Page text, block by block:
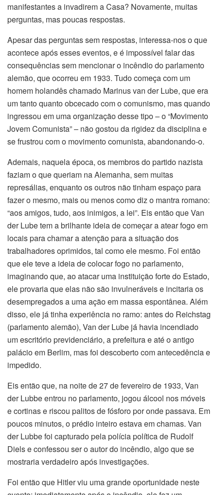
manifestantes a invadirem a Casa? Novamente, muitas
perguntas, mas poucas respostas.
Apesar das perguntas sem respostas, interessa-nos o que
acontece após esses eventos, e é impossível falar das
consequências sem mencionar o incêndio do parlamento
alemão, que ocorreu em 1933. Tudo começa com um
homem holandês chamado Marinus van der Lube, que era
um tanto quanto obcecado com o comunismo, mas quando
ingressou em uma organização desse tipo – o “Movimento
Jovem Comunista” – não gostou da rigidez da disciplina e
se frustrou com o movimento comunista, abandonando-o.
Ademais, naquela época, os membros do partido nazista
faziam o que queriam na Alemanha, sem muitas
represálias, enquanto os outros não tinham espaço para
fazer o mesmo, mais ou menos como diz o mantra romano:
“aos amigos, tudo, aos inimigos, a lei”. Eis então que Van
der Lube tem a brilhante ideia de começar a atear fogo em
locais para chamar a atenção para a situação dos
trabalhadores oprimidos, tal como ele mesmo. Foi então
que ele teve a ideia de colocar fogo no parlamento,
imaginando que, ao atacar uma instituição forte do Estado,
ele provaria que elas não são invulneráveis e incitaria os
desempregados a uma ação em massa espontânea. Além
disso, ele já tinha experiência no ramo: antes do Reichstag
(parlamento alemão), Van der Lube já havia incendiado
um escritório previdenciário, a prefeitura e até o antigo
palácio em Berlim, mas foi descoberto com antecedência e
impedido.
Eis então que, na noite de 27 de fevereiro de 1933, Van
der Lubbe entrou no parlamento, jogou álcool nos móveis
e cortinas e riscou palitos de fósforo por onde passava. Em
poucos minutos, o prédio inteiro estava em chamas. Van
der Lubbe foi capturado pela polícia política de Rudolf
Diels e confessou ser o autor do incêndio, algo que se
mostraria verdadeiro após investigações.
Foi então que Hitler viu uma grande oportunidade neste